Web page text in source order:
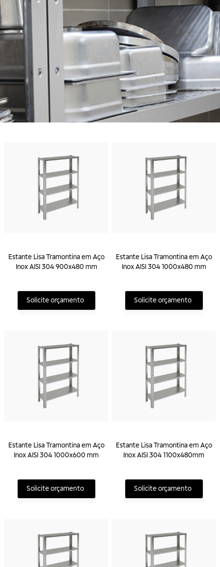
Estante Lisa Tramontina em Aço
Inox AISI 304 900x480 mm
Solicite orçamento
Estante Lisa Tramontina em Aço
Inox AISI 304 1000x480 mm
Solicite orçamento
Estante Lisa Tramontina em Aço
Inox AISI 304 1000x600 mm
Solicite orçamento
Estante Lisa Tramontina em Aço
Inox AISI 304 1100x480mm
Solicite orçamento